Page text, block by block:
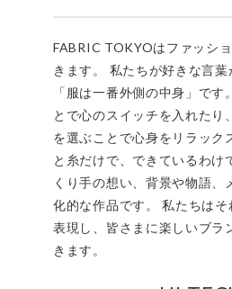
FABRIC TOKYOはファッシ
きます。 私たちが好きな言
「服は一番外側の中身」です
とで心のスイッチを入れたり
を選ぶことで心身をリラック
と糸だけで、できているわけ
くり手の想い、背景や物語、
化的な作品です。 私たちはそ
表現し、皆さまに楽しいブラ
きます。